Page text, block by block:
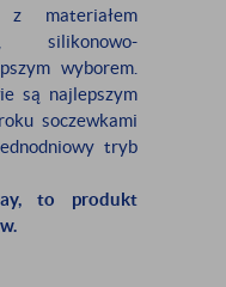
z materiałem
silikonowo-
wyborem.
są najlepszym
soczewkami
tryb
to produkt